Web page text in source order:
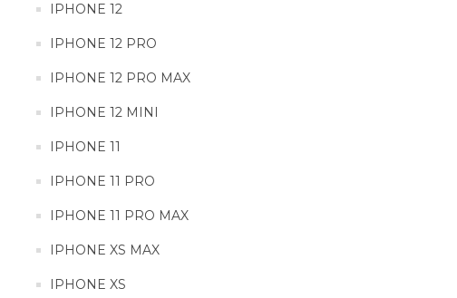
IPHONE 12
IPHONE 12 PRO
IPHONE 12 PRO MAX
IPHONE 12 MINI
IPHONE 11
IPHONE 11 PRO
IPHONE 11 PRO MAX
IPHONE XS MAX
IPHONE XS
IPHONE 12
IPHONE 12 PRO
IPHONE 12 MINI
IPHONE 11